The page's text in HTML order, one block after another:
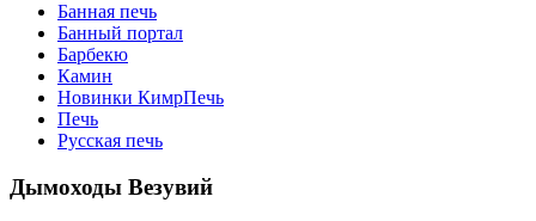
Банная печь
Банный портал
Барбекю
Камин
Новинки КимрПечь
Печь
Русская печь
Дымоходы Везувий